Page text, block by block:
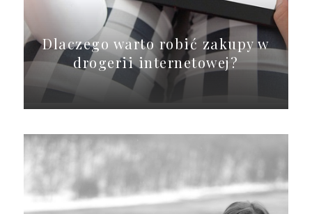
Dlaczego warto robić zakupy w
drogerii internetowej?